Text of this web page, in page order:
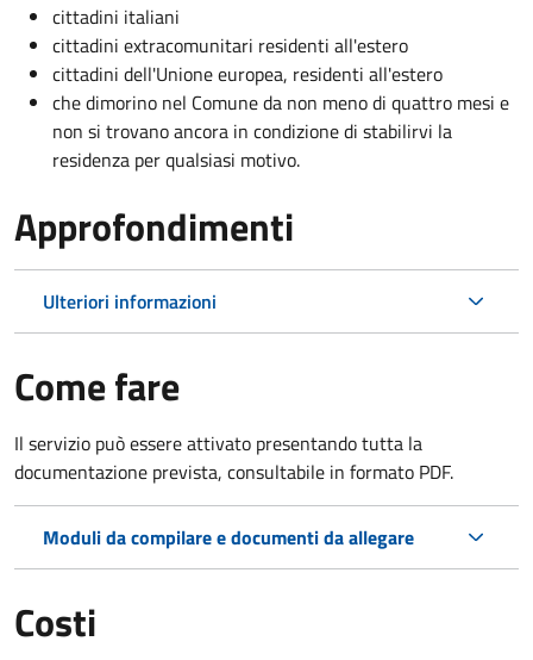
cittadini italiani
cittadini extracomunitari residenti all'estero
cittadini dell'Unione europea, residenti all'estero
che dimorino nel Comune da non meno di quattro mesi e
non si trovano ancora in condizione di stabilirvi la
residenza per qualsiasi motivo.
Approfondimenti
Ulteriori informazioni
Come fare
Il servizio può essere attivato presentando tutta la
documentazione prevista, consultabile in formato PDF.
Moduli da compilare e documenti da allegare
Costi